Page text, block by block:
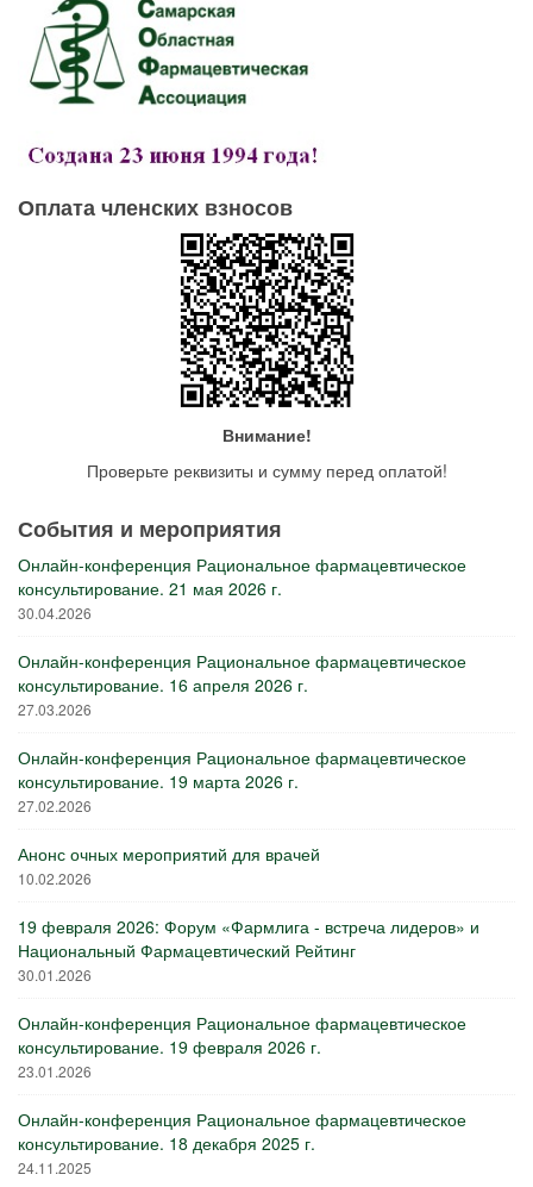
Оплата членских взносов
Внимание!
Проверьте реквизиты и сумму перед оплатой!
События и мероприятия
Онлайн-конференция Рациональное фармацевтическое
консультирование. 21 мая 2026 г.
30.04.2026
Онлайн-конференция Рациональное фармацевтическое
консультирование. 16 апреля 2026 г.
27.03.2026
Онлайн-конференция Рациональное фармацевтическое
консультирование. 19 марта 2026 г.
27.02.2026
Анонс очных мероприятий для врачей
10.02.2026
19 февраля 2026: Форум «Фармлига - встреча лидеров» и
Национальный Фармацевтический Рейтинг
30.01.2026
Онлайн-конференция Рациональное фармацевтическое
консультирование. 19 февраля 2026 г.
23.01.2026
Онлайн-конференция Рациональное фармацевтическое
консультирование. 18 декабря 2025 г.
24.11.2025